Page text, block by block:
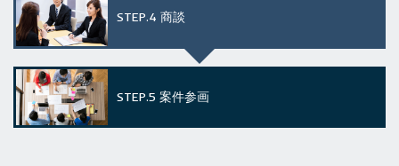
STEP.4 商談
STEP.5 案件参画